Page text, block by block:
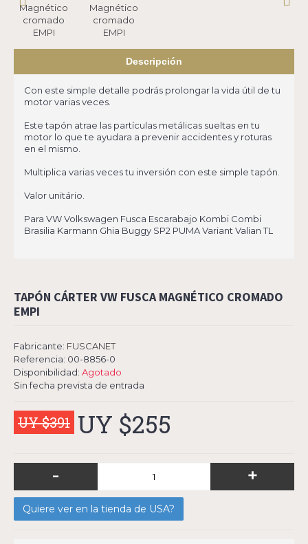
Descripción
Con este simple detalle podrás prolongar la vida útil de tu
motor varias veces.
Este tapón atrae las partículas metálicas sueltas en tu
motor lo que te ayudara a prevenir accidentes y roturas
en el mismo.
Multiplica varias veces tu inversión con este simple tapón.
Valor unitário.
Para VW Volkswagen Fusca Escarabajo Kombi Combi
Brasilia Karmann Ghia Buggy SP2 PUMA Variant Valian TL
TAPÓN CÁRTER VW FUSCA MAGNÉTICO CROMADO
EMPI
Fabricante: FUSCANET
Referencia: 00-8856-0
Disponibilidad: Agotado
Sin fecha prevista de entrada
UY $391 UY $255
- +
Quiere ver en la tienda de USA?